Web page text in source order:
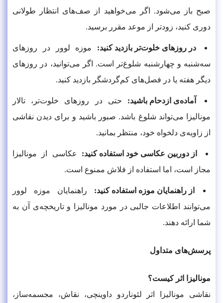
صبح باز می‌شود. اگر می‌خواهید از صف‌های انتظار طولانی
دوری کنید، زودتر از موعد مقرر برسید.
در روزهای خلوت‌تر بازدید کنید: موزه لوور در روزهای
سه‌شنبه و چهارشنبه شلوغ‌تر است. اگر می‌توانید، در روزهای
دیگر هفته یا در فصل‌های کم‌گردشگر بازدید کنید.
آماده‌ی ازدحام باشید: حتی در روزهای خلوت‌تر، تالار
مونالیزا می‌تواند شلوغ باشد. صبور باشید و برای دیدن نقاشی
از زاویه‌ی دلخواه خود، منتظر بمانید.
از دوربین عکاسی خود استفاده کنید: عکاسی از مونالیزا
مجاز است، اما استفاده از فلاش ممنوع است.
از راهنمایان موزه استفاده کنید: راهنمایان موزه لوور
می‌توانند اطلاعات جالبی در مورد مونالیزا و تاریخچه‌ی آن به
شما ارائه دهند.
پرسش‌های متداول
مونالیزا اثر کیست؟
نقاشی مونالیزا اثر لئوناردو داوینچی، نقاش، مجسمه‌ساز،